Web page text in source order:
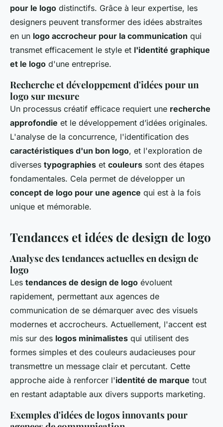
pour le logo distinctifs. Grâce à leur expertise, les
designers peuvent transformer des idées abstraites
en un logo accrocheur pour la communication qui
transmet efficacement le style et l'identité graphique
et le logo d'une entreprise.
Recherche et développement d'idées pour un
logo sur mesure
Un processus créatif efficace requiert une recherche
approfondie et le développement d’idées originales.
L'analyse de la concurrence, l'identification des
caractéristiques d'un bon logo, et l'exploration de
diverses typographies et couleurs sont des étapes
fondamentales. Cela permet de développer un
concept de logo pour une agence qui est à la fois
unique et mémorable.
Tendances et idées de design de logo
Analyse des tendances actuelles en design de
logo
Les tendances de design de logo évoluent
rapidement, permettant aux agences de
communication de se démarquer avec des visuels
modernes et accrocheurs. Actuellement, l'accent est
mis sur des logos minimalistes qui utilisent des
formes simples et des couleurs audacieuses pour
transmettre un message clair et percutant. Cette
approche aide à renforcer l'identité de marque tout
en restant adaptable aux divers supports marketing.
Exemples d'idées de logos innovants pour